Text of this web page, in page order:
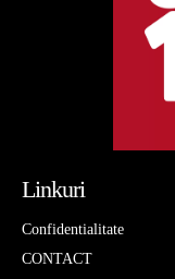
Linkuri
Confidentialitate
CONTACT